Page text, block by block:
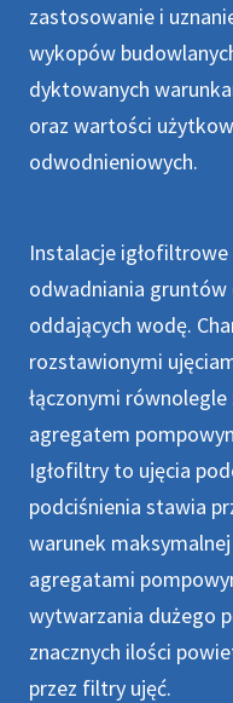
zastosowanie i
wykopów
dyktowanych
oraz wartości
odwodnieniowych.
Instalacje
odwadniania
oddających wodę.
rozstawionymi
łączonymi
agregatem
Igłofiltry to ujęcia
podciśnienia stawia
warunek
agregatami
wytwarzania dużego
znacznych ilości
przez filtry ujęć.